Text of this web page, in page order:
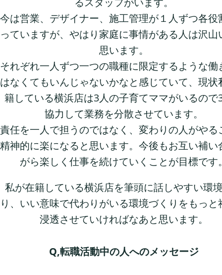
今は営業、デザイナー、施工管理が１人ずつ各役
っていますが、やはり家庭に事情がある人は沢山
思います。
それぞれ一人ずつ一つの職種に限定するような働
はなくてもいんじゃないかなと感じていて、現状
籍している横浜店は3人の子育てママがいるので
協力して業務を分散させています。
責任を一人で担うのではなく、変わりの人がやる
精神的に楽になると思います。今後もお互い補い
がら楽しく仕事を続けていくことが目標です
私が在籍している横浜店を筆頭に話しやすい環
り、いい意味で代わりがいる環境づくりをもっと
浸透させていければなあと思います。
Q,転職活動中の人へのメッセージ